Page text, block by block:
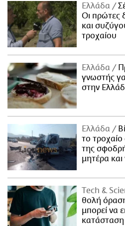
Ελλάδα
Οι πρώτες
και
τροχαίου
Ελλάδα
γνωστής
στην
Ελλάδα
το τροχαίο
της
μητέρα και
Τech &
θολή
μπορεί να
κατάσταση